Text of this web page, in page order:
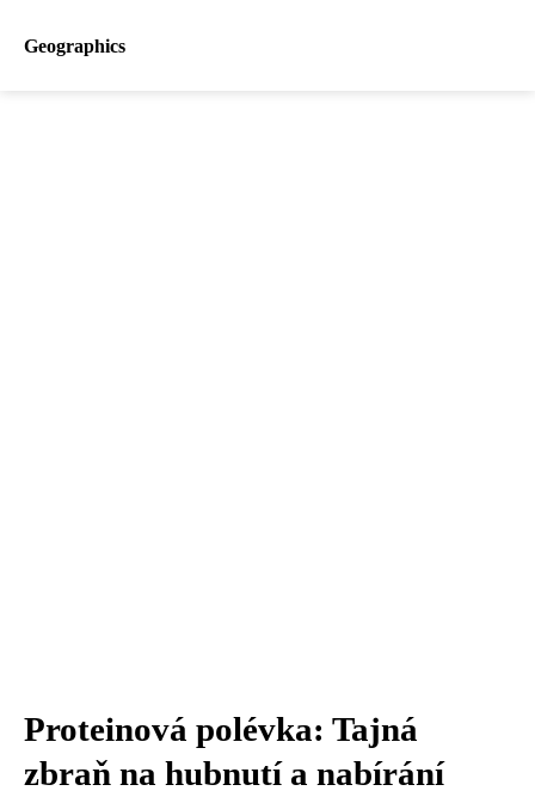
Geographics
Proteinová polévka: Tajná
zbraň na hubnutí a nabírání